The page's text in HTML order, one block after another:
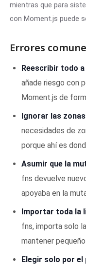
mientras que para
con Moment.js puede
Errores
Reescribir todo a
añade riesgo con
Moment.js de
Ignorar las
necesidades de
porque ahí es
Asumir que la
fns devuelve
apoyaba en la
Importar toda la
fns, importa solo
mantener
Elegir solo por el